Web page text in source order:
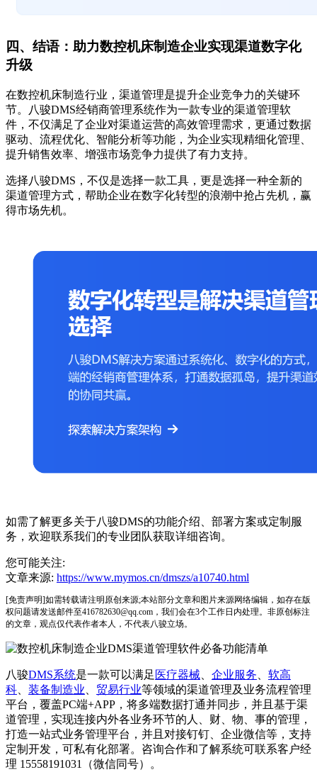
四、结语：助力数控机床制造企业实现渠道数字化
升级
在数控机床制造行业，渠道管理是提升企业竞争力的关键环
节。八骏DMS经销商管理系统作为一款专业的渠道管理软
件，不仅满足了企业对渠道运营的高效管理需求，更通过数据
驱动、流程优化、智能分析等功能，为企业实现精细化管理、
提升销售效率、增强市场竞争力提供了有力支持。
选择八骏DMS，不仅是选择一款工具，更是选择一种全新的
渠道管理方式，帮助企业在数字化转型的浪潮中抢占先机，赢
得市场先机。
如需了解更多关于八骏DMS的功能介绍、部署方案或定制服
务，欢迎联系我们的专业团队获取详细咨询。
您可能关注:
文章来源: https://www.mymos.cn/dmszs/a10740.html
[免责声明]如需转载请注明原创来源;本站部分文章和图片来源网络编辑，如存在版
权问题请发送邮件至416782630@qq.com，我们会在3个工作日内处理。非原创标注
的文章，观点仅代表作者本人，不代表八骏立场。
八骏DMS系统是一款可以满足 医疗器械 企业服务
软高
科
装备制造业 贸易行业等领域的渠道管理及业务流程管理
平台，覆盖PC端+APP，将多端数据打通并同步，并且基于渠
道管理，实现连接内外各业务环节的人、财、物、事的管理，
打造一站式业务管理平台，并且对接钉钉、企业微信等，支持
定制开发，可私有化部署。咨询合作和了解系统可联系客户经
理 15558191031（微信同号）。